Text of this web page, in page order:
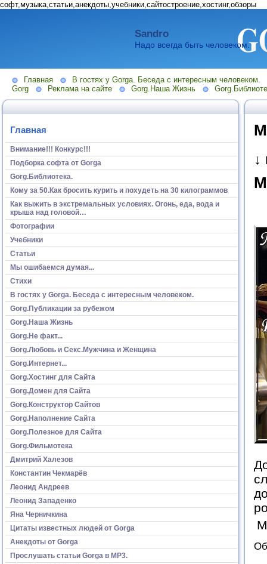
софт,музыка,статьи,анекдоты,учебники,сайтостроение,хостинг,обзоры
Sandro
Надо всегда быть человеком.
Главная
В гостях у Gorga. Беседа с интересным человеком.
Gorg
Реклама на сайте Gorg.Наша Жизнь
Главная
Внимание!!! Конкурс!!!
Подборка софта от Gorga
Gorg.Библиотека.
Кому за 50.Как бросить курить и похудеть на 30 килограммов
Как выжить в экстремальных условиях. Огонь, еда, вода и
крыша над головой…
Фотографии
Учебники
Статьи
Мы ошибаемся думая...
Стихи
В гостях у Gorga. Беседа с интересным человеком.
Gorg.Публикации за рубежом
Gorg.Наша Жизнь
Gorg.Не факт...
Gorg.Любовь и Секс.Мужчина и Женщина
Gorg.Интернет...
Gorg.Хостинг для Сайта
Gorg.Домен для Сайта
Gorg.Конструктор Сайтов
Gorg.Наполнение Сайта
Gorg.Полезное для Сайта
Gorg.Фильмотека
Дмитрий Халезов
Константин Чекмарёв
Леонид Андреев
Леонид Западенко
Яна Черничкина
Цитаты известных людей от Gorga
Анекдоты от Gorga
Прослушать статьи Gorga в МР3.